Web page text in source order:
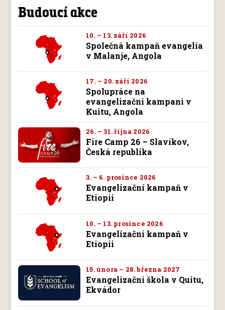
Budoucí akce
10. – 13. září 2026
Společná kampaň evangelia
v Malanje, Angola
17. – 20. září 2026
Spolupráce na
evangelizační kampani v
Kuitu, Angola
26. – 31. října 2026
Fire Camp 26 – Slavíkov,
Česká republika
3. – 6. prosince 2026
Evangelizační kampaň v
Etiopii
10. – 13. prosince 2026
Evangelizační kampaň v
Etiopii
15. února – 28. března 2027
Evangelizační škola v Quitu,
Ekvádor